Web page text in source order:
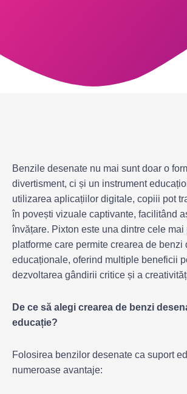
Benzile desenate nu mai sunt doar o
divertisment, ci și un instrument
utilizarea aplicațiilor digitale, copiii pot
în povești vizuale captivante, facilitând
învățare. Pixton este una dintre cele mai
platforme care permite crearea de benzi
educaționale, oferind multiple beneficii
dezvoltarea gândirii critice și a
De ce să alegi crearea de benzi
educație?
Folosirea benzilor desenate ca suport
numeroase avantaje: